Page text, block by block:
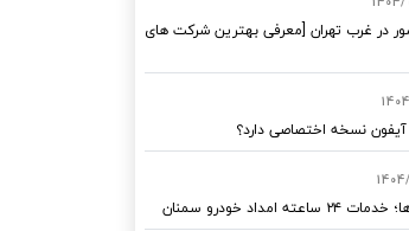
در غرب تهران [معرفی بهترین شرکت های
آیفون نسخه اختصاصی دارد؟
خودرو سمنان